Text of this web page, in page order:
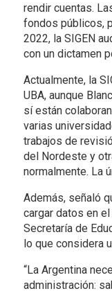
rendir cuentas.
fondos públicos,
2022, la SIGEN
con un dictamen
Actualmente, la
UBA, aunque
sí están
varias
trabajos de
del Nordeste y
normalmente. La
Además, señaló
cargar datos en
Secretaría de
lo que considera
“La Argentina
administración: